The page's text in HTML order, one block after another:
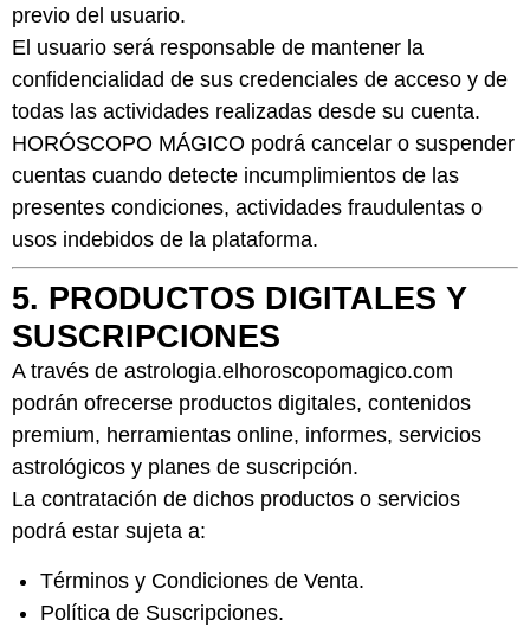
previo del usuario.
El usuario será responsable de mantener la
confidencialidad de sus credenciales de acceso y de
todas las actividades realizadas desde su cuenta.
HORÓSCOPO MÁGICO podrá cancelar o suspender
cuentas cuando detecte incumplimientos de las
presentes condiciones, actividades fraudulentas o
usos indebidos de la plataforma.
5. PRODUCTOS DIGITALES Y
SUSCRIPCIONES
A través de astrologia.elhoroscopomagico.com
podrán ofrecerse productos digitales, contenidos
premium, herramientas online, informes, servicios
astrológicos y planes de suscripción.
La contratación de dichos productos o servicios
podrá estar sujeta a:
Términos y Condiciones de Venta.
Política de Suscripciones.